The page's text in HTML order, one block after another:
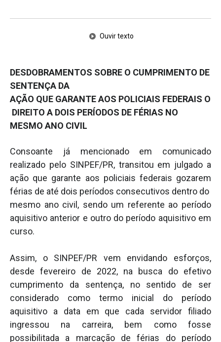
Ouvir texto
DESDOBRAMENTOS SOBRE O CUMPRIMENTO DE
SENTENÇA DA
AÇÃO QUE GARANTE AOS POLICIAIS FEDERAIS O
DIREITO A DOIS PERÍODOS DE FÉRIAS NO
MESMO ANO CIVIL
Consoante já mencionado em comunicado
realizado pelo SINPEF/PR, transitou em julgado a
ação que garante aos policiais federais gozarem
férias de até dois períodos consecutivos dentro do
mesmo ano civil, sendo um referente ao período
aquisitivo anterior e outro do período aquisitivo em
curso.
Assim, o SINPEF/PR vem envidando esforços,
desde fevereiro de 2022, na busca do efetivo
cumprimento da sentença, no sentido de ser
considerado como termo inicial do período
aquisitivo a data em que cada servidor filiado
ingressou na carreira, bem como fosse
possibilitada a marcação de férias do período